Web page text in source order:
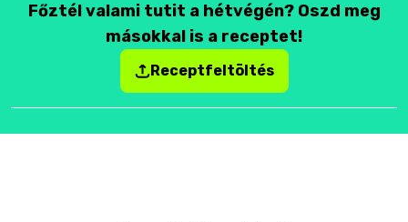
Főztél valami tutit a hétvégén? Oszd meg
másokkal is a receptet!
Receptfeltöltés